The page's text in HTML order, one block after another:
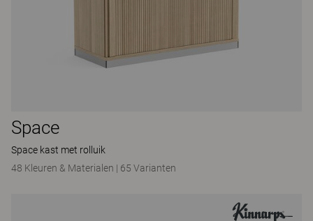
Space
Space kast met rolluik
48 Kleuren & Materialen | 65 Varianten